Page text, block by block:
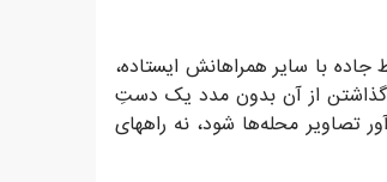
با سایر همراهانش ایستاده،
گذاشتن از آن بدون مدد یک دستِ
تصاویر محله‌ها شود، نه راههای